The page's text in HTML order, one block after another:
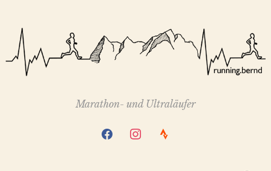
Marathon- und Ultraläufer
facebookinstagram
strava